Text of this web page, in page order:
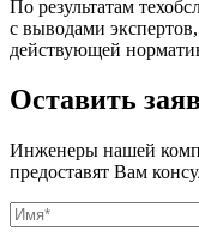
По результатам
с выводами
действующей
Оставить
Инженеры нашей
предоставят Вам